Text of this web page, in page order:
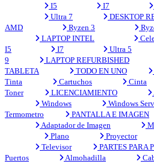
I5
I7
Ultra 7
DESKTOP
AMD
Ryzen 3
LAPTOP INTEL
I5
I7 Ultra 5
9
LAPTOP REFURBISHED
TABLETA
TODO EN UNO
Tinta
Cartuchos Cinta
Toner
LICENCIAMIENTO
Windows
Windows
Termometro
PANTALLA E IMAGEN
Adaptador de Imagen
Plano
Proyector
Televisor
PARTES PARA
Puertos
Almohadilla